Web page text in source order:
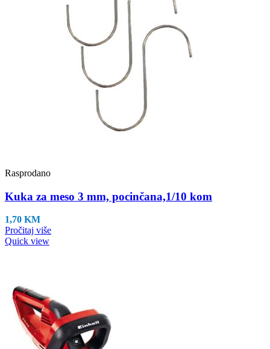
Rasprodano
Kuka za meso 3 mm, pocinčana,1/10 kom
1,70 KM
Pročitaj više
Quick view